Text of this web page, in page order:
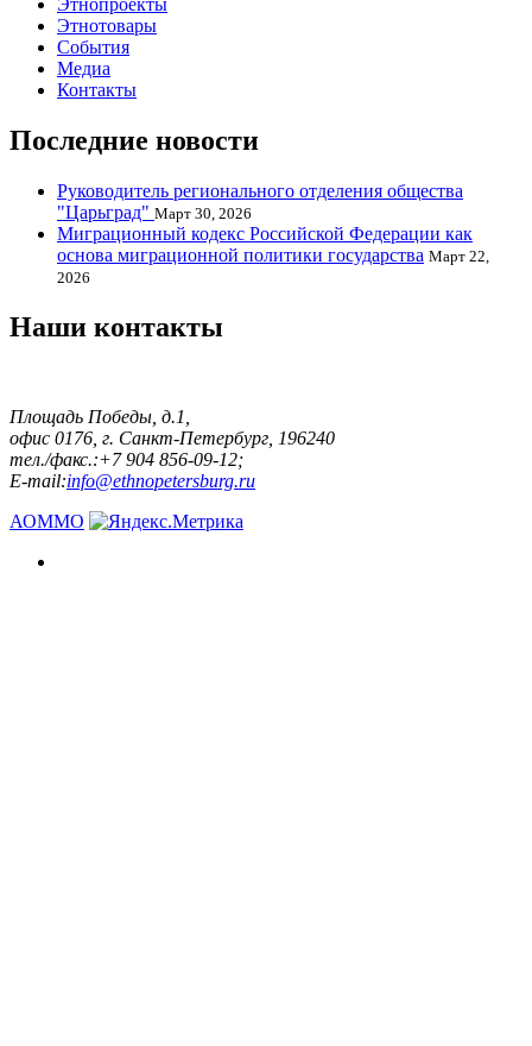
Этнотовары
События
Медиа
Контакты
Последние новости
Руководитель регионального отделения общества
"Царьград" Март 30, 2026
Миграционный кодекс Российской Федерации как
основа миграционной политики государства Март 22,
2026
Наши контакты
Площадь Победы, д.1,
офис 0176, г. Санкт-Петербург, 196240
тел./факс.:+7 904 856-09-12;
E-mail:info@ethnopetersburg.ru
АОММО